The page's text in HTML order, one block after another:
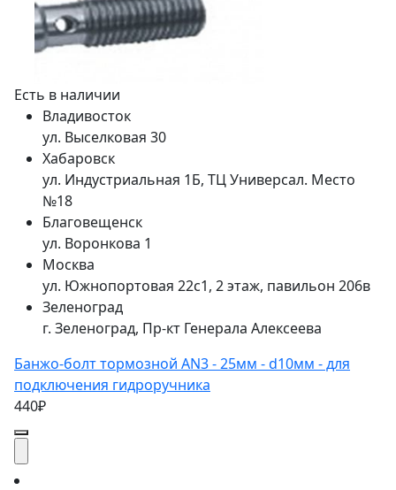
Есть в наличии
Владивосток
ул. Выселковая 30
Хабаровск
ул. Индустриальная 1Б, ТЦ Универсал. Место
№18
Благовещенск
ул. Воронкова 1
Москва
ул. Южнопортовая 22с1, 2 этаж, павильон 206в
Зеленоград
г. Зеленоград, Пр-кт Генерала Алексеева
Банжо-болт тормозной AN3 - 25мм - d10мм - для
подключения гидроручника
440₽